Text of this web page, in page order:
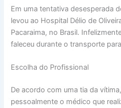
Em uma tentativa desesperada
levou ao Hospital Délio de
Pacaraima, no Brasil.
faleceu durante o transporte
Escolha do Profissional
De acordo com uma tia da
pessoalmente o médico que